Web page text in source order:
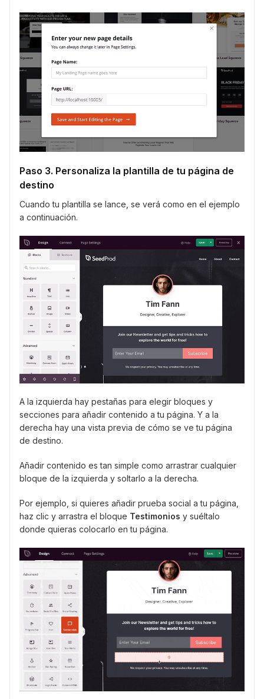
Paso 3. Personaliza la plantilla de tu página de
destino
Cuando tu plantilla se lance, se verá como en el ejemplo
a continuación.
A la izquierda hay pestañas para elegir bloques y
secciones para añadir contenido a tu página. Y a la
derecha hay una vista previa de cómo se ve tu página
de destino.
Añadir contenido es tan simple como arrastrar cualquier
bloque de la izquierda y soltarlo a la derecha.
Por ejemplo, si quieres añadir prueba social a tu página,
haz clic y arrastra el bloque Testimonios y suéltalo
donde quieras colocarlo en tu página.